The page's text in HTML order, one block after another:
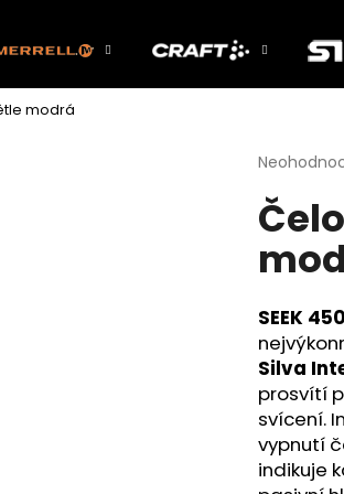
modrá
Průměrné
produktu
je
hvězdiček.
SEEK 450
Silva
prosvítí
svícení.
vypnutí
indikuje
Co potřebujete najít?